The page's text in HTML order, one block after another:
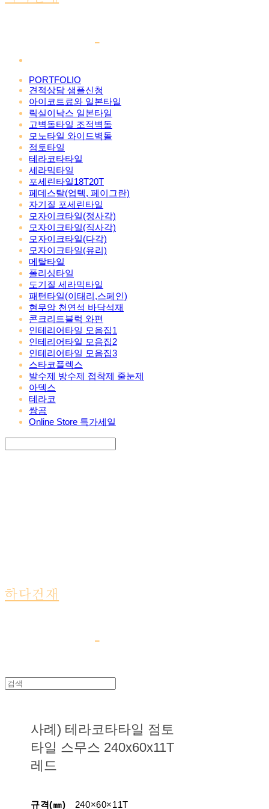
PORTFOLIO
견적상담 샘플신청
아이코트료와 일본타일
릭실이낙스 일본타일
고벽돌타일 조적벽돌
모노타일 와이드벽돌
점토타일
테라코타타일
세라믹타일
포세린타일18T20T
페데스탈(업텍, 페이그란)
자기질 포세린타일
모자이크타일(정사각)
모자이크타일(직사각)
모자이크타일(다각)
모자이크타일(유리)
메탈타일
폴리싱타일
도기질 세라믹타일
패턴타일(이태리,스페인)
현무암 천연석 바닥석재
콘크리트블럭 와편
인테리어타일 모음집1
인테리어타일 모음집2
인테리어타일 모음집3
스타코플렉스
발수제 방수제 접착제 줄눈제
아덱스
테라코
쌍곰
Online Store 특가세일
하다건재
사례) 테라코타타일 점토
타일 스무스 240x60x11T
레드
규격(㎜) 240×60×11T